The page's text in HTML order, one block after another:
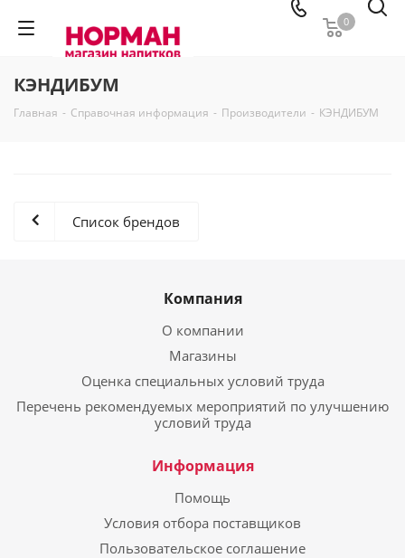
0
КЭНДИБУМ
Главная - Справочная информация - Производители - КЭНДИБУМ
Список брендов
Компания
О компании
Магазины
Оценка специальных условий труда
Перечень рекомендуемых мероприятий по улучшению
условий труда
Информация
Помощь
Условия отбора поставщиков
Пользовательское соглашение